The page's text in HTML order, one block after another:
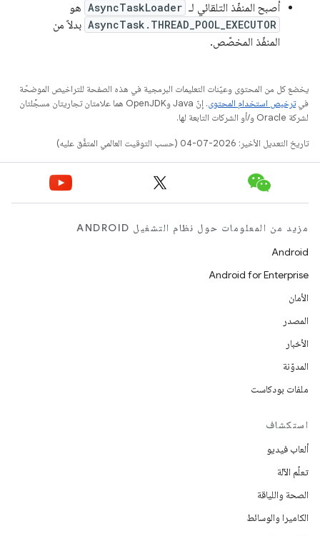
أصبح المنفّذ التلقائي لـ AsyncTaskLoader هو
AsyncTask.THREAD_POOL_EXECUTOR بدلاً من
المنفّذ المخصّص.
يخضع كل من المحتوى وعيّنات التعليمات البرمجية في هذه الصفحة للتراخيص الموضحّة
فيترخيص استخدام المحتوى
. إنّ Java وOpenJDK هما علامتان تجاريتان مسجَّلتان
لشركة Oracle و/أو الشركات التابعة لها.
تاريخ التعديل الأخير: 2026-07-04 (حسب التوقيت العالمي المتفَّق عليه)
مزيد من المعلومات حول نظام التشغيل ANDROID
Android
Android for Enterprise
الأمان
المصدر
الأخبار
المدوّنة
ملفات بودكاست
استكشاف
ألعاب فيديو
تعلُم الآلة
الصحة واللياقة
الكاميرا والوسائط